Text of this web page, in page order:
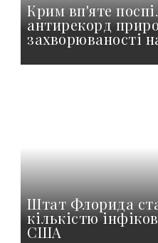
Крим вп'яте
антирекорд
захворюваності
Штат Флорида
кількістю
США